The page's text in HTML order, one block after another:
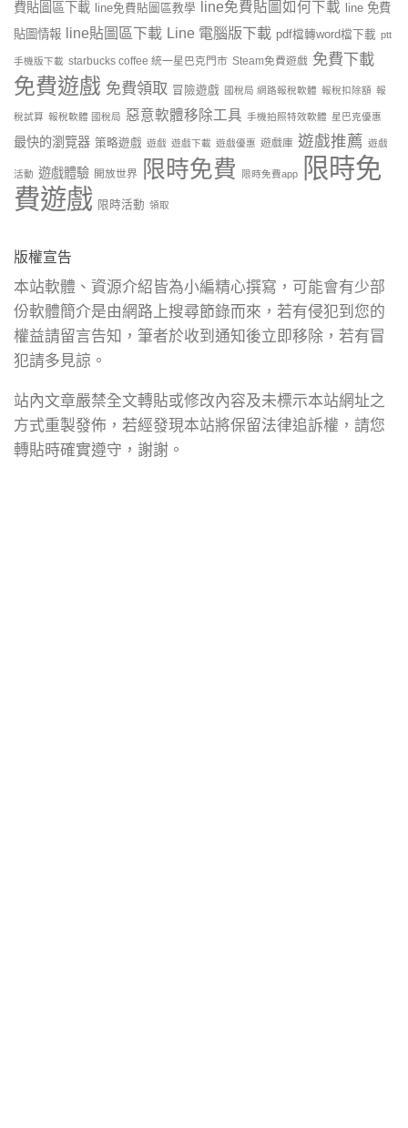
費貼圖區下載
line免費貼圖區教學 line免費貼圖如何下載
line 免費
貼圖情報 line貼圖區下載 Line 電腦版下載 pdf檔轉word檔下載 ptt
手機版下載 starbucks coffee 統一星巴克門市 Steam免費遊戲 免費下載
免費遊戲 免費領取 冒險遊戲 國稅局 網路報稅軟體 報稅扣除額 報
稅試算 報稅軟體 國稅局 惡意軟體移除工具 手機拍照特效軟體 星巴克優惠
最快的瀏覽器 策略遊戲 遊戲 遊戲下載 遊戲優惠 遊戲庫 遊戲推薦 遊戲
活動 遊戲體驗 開放世界 限時免費 限時免費app
限時免
費遊戲 限時活動 領取
版權宣告
本站軟體、資源介紹皆為小編精心撰寫，可能會有少部
份軟體簡介是由網路上搜尋節錄而來，若有侵犯到您的
權益請留言告知，筆者於收到通知後立即移除，若有冒
犯請多見諒。
站內文章嚴禁全文轉貼或修改內容及未標示本站網址之
方式重製發佈，若經發現本站將保留法律追訴權，請您
轉貼時確實遵守，謝謝。